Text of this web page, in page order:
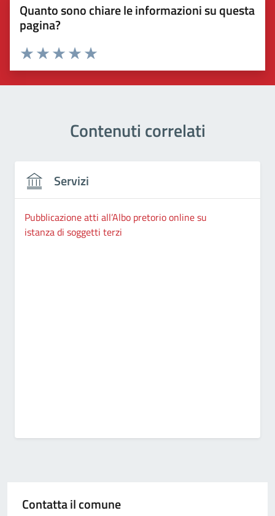
Quanto sono chiare le informazioni su questa
pagina?
Valuta 5 stelle su 5
Valuta 4 stelle su 5
Valuta 3 stelle su 5
Valuta 2 stelle su 5
Valuta 1 stelle su 5
Contenuti correlati
Servizi
Pubblicazione atti all’Albo pretorio online su
istanza di soggetti terzi
Contatta il comune